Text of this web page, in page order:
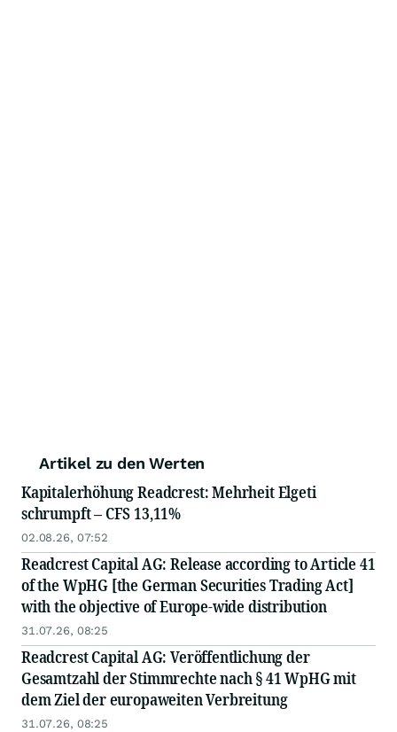
Artikel zu den Werten
Kapitalerhöhung Readcrest: Mehrheit Elgeti
schrumpft – CFS 13,11%
02.08.26, 07:52
Readcrest Capital AG: Release according to Article 41
of the WpHG [the German Securities Trading Act]
with the objective of Europe-wide distribution
31.07.26, 08:25
Readcrest Capital AG: Veröffentlichung der
Gesamtzahl der Stimmrechte nach § 41 WpHG mit
dem Ziel der europaweiten Verbreitung
31.07.26, 08:25